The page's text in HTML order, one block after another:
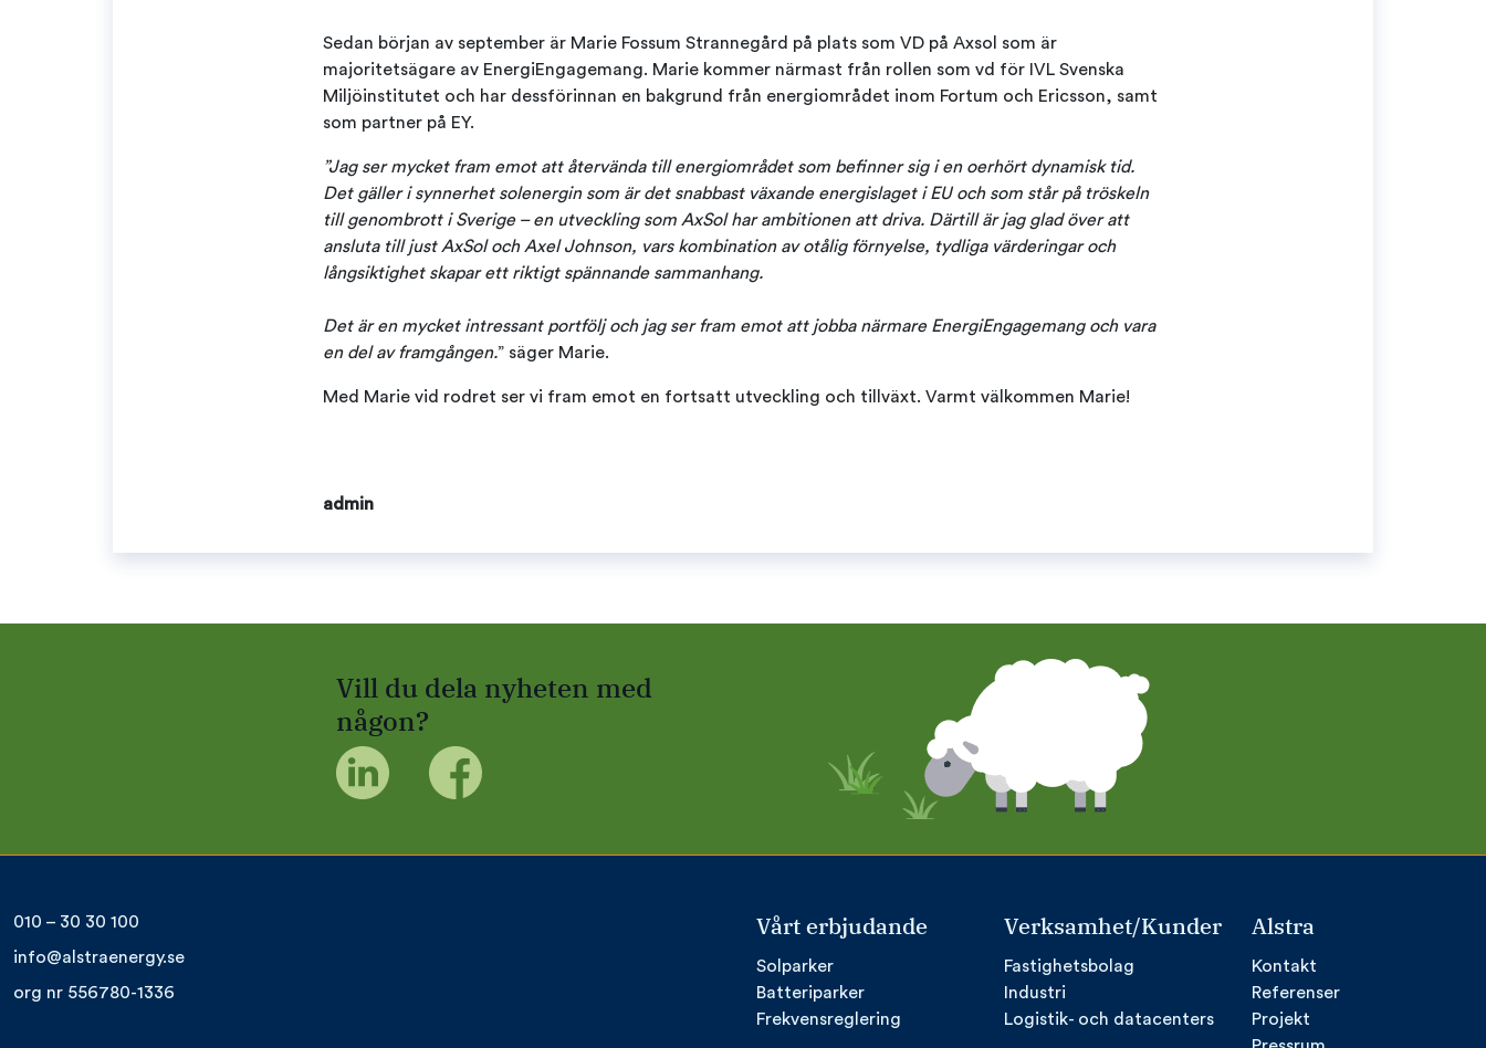
Sedan början av september är Marie Fossum Strannegård på plats som VD på Axsol som är
majoritetsägare av EnergiEngagemang. Marie kommer närmast från rollen som vd för IVL Svenska
Miljöinstitutet och har dessförinnan en bakgrund från energiområdet inom Fortum och Ericsson, samt
som partner på EY.
”Jag ser mycket fram emot att återvända till energiområdet som befinner sig i en oerhört dynamisk tid.
Det gäller i synnerhet solenergin som är det snabbast växande energislaget i EU och som står på tröskeln
till genombrott i Sverige – en utveckling som AxSol har ambitionen att driva. Därtill är jag glad över att
ansluta till just AxSol och Axel Johnson, vars kombination av otålig förnyelse, tydliga värderingar och
långsiktighet skapar ett riktigt spännande sammanhang.
Det är en mycket intressant portfölj och jag ser fram emot att jobba närmare EnergiEngagemang och vara
en del av framgången.” säger Marie.
Med Marie vid rodret ser vi fram emot en fortsatt utveckling och tillväxt. Varmt välkommen Marie!
admin
Vill du dela nyheten med
någon?
010 – 30 30 100
info@alstraenergy.se
org nr 556780-1336
Vårt erbjudande
Solparker
Batteriparker
Frekvensreglering
Verksamhet/Kunder
Fastighetsbolag
Industri
Logistik- och datacenters
Alstra
Kontakt
Referenser
Projekt